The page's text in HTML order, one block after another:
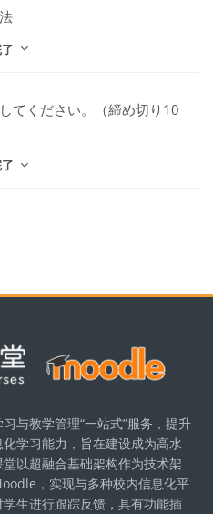
URL
てください。（締め切り10
与教学管理“一站式”服务，提升
学习能力，旨在建设成为高水
以超融合基础架构作为技术架
，实现与多种校内信息化平
生进行跟踪反馈，具有功能插